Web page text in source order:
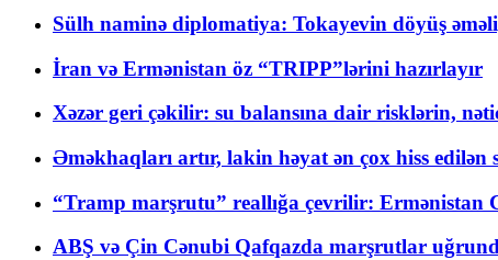
Sülh naminə diplomatiya: Tokayevin döyüş
İran və Ermənistan öz “TRIPP”lərini hazırlayır
Xəzər geri çəkilir: su balansına dair risklərin,
Əməkhaqları artır, lakin həyat ən çox hiss edilən
“Tramp marşrutu” reallığa çevrilir: Ermənistan
ABŞ və Çin Cənubi Qafqazda marşrutlar